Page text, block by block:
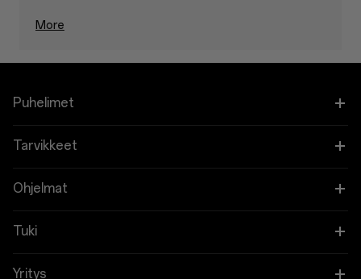
More
Puhelimet
OnePlus 15
OnePlus 13
Tarvikkeet
Tabletti
Puettavat
Ohjelmat
Linkitä OnePlus-laitteesi
Alennusohjelma
Tuki
Shopping FAQs
Yritys